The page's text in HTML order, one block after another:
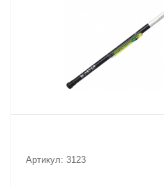
Артикул: 3123